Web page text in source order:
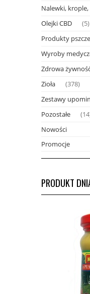
Nalewki,
Olejki CBD (5)
Produkty
Wyroby
Zdrowa
Zioła (378)
Zestawy
Pozostałe
Nowości
Promocje
PRODUKT